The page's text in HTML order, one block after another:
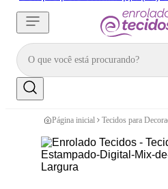
Página inicial Tecidos para